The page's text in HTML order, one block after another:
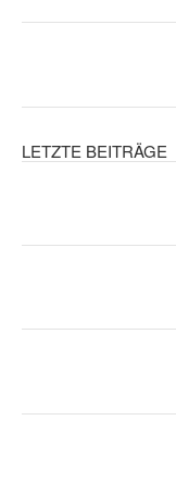
LETZTE BEITRÄGE